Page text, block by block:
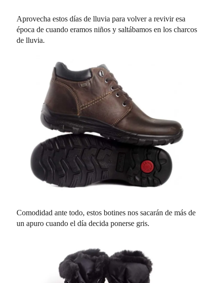
Aprovecha estos días de lluvia para volver a revivir esa
época de cuando eramos niños y saltábamos en los charcos
de lluvia.
Comodidad ante todo, estos botines nos sacarán de más de
un apuro cuando el día decida ponerse gris.